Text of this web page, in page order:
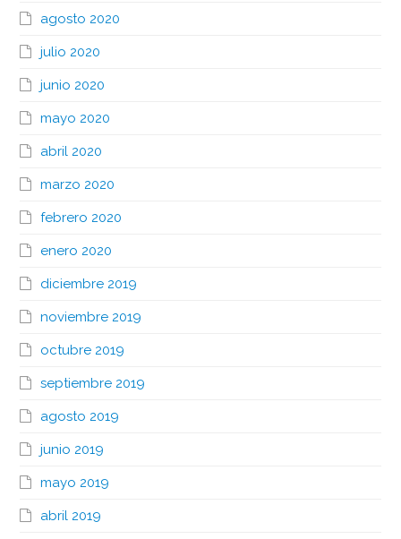
agosto 2020
julio 2020
junio 2020
mayo 2020
abril 2020
marzo 2020
febrero 2020
enero 2020
diciembre 2019
noviembre 2019
octubre 2019
septiembre 2019
agosto 2019
junio 2019
mayo 2019
abril 2019